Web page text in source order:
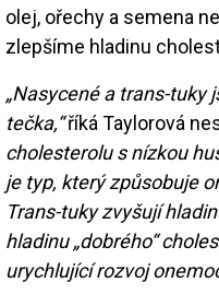
olej, ořechy a semena
zlepšíme hladinu
„Nasycené a trans-tuky
tečka,“říká Taylorová
cholesterolu s nízkou
je typ, který způsobuje
Trans-tuky zvyšují
hladinu „dobrého“
urychlující rozvoj